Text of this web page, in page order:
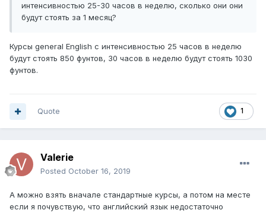
интенсивностью 25-30 часов в неделю, сколько они они
будут стоять за 1 месяц?
Курсы general English с интенсивностью 25 часов в неделю
будут стоять 850 фунтов, 30 часов в неделю будут стоять 1030
фунтов.
1
Quote
Valerie
Posted October 16, 2019
А можно взять вначале стандартные курсы, а потом на месте
если я почувствую, что английский язык недостаточно